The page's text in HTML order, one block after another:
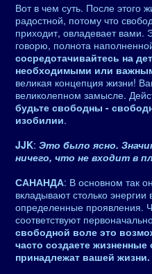
Вот в чем суть. После этого
радостной, потому что
приходит, овладевает вами.
говорю, полнота
сосредотачивайтесь на
необходимыми или
великая концепция жизни!
великолепном замысле.
будьте свободны -
изобилии.
JJK: Это было ясно.
ничего, что не входит в
САНАНДА: В основном так
вкладывают столько энергии
определенные проявления.
соответствуют
свободной воле это
часто создаете
принадлежат вашей жизни.